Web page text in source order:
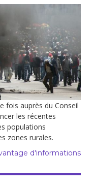
fois auprès du Conseil
les récentes
populations
zones rurales.
d'informations